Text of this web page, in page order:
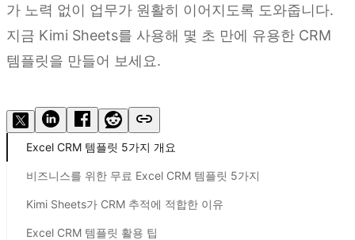
가 노력 없이 업무가 원활히 이어지도록 도와줍니다.
지금 Kimi Sheets를 사용해 몇 초 만에 유용한 CRM
템플릿을 만들어 보세요.
Excel CRM 템플릿 5가지 개요
비즈니스를 위한 무료 Excel CRM 템플릿 5가지
Kimi Sheets가 CRM 추적에 적합한 이유
Excel CRM 템플릿 활용 팁